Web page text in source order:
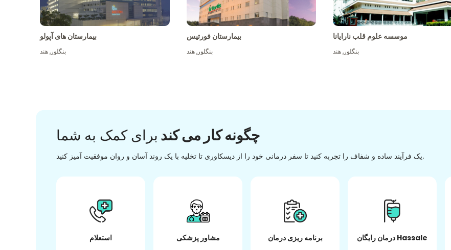
بیمارستان های آپولو
بنگلور,هند
بیمارستان فورتیس
بنگلور,هند
موسسه علوم قلب نارایانا
بنگلور,هند
چگونه کار می کند برای کمک به شما
یک فرآیند ساده و شفاف را تجربه کنید تا سفر درمانی خود را از دیسکاوری تا تخلیه با یک روند آسان و روان موفقیت آمیز کنید.
استعلام مشاور پزشکی برنامه ریزی درمان درمان رایگان Hassale